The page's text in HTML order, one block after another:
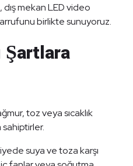
dış mekan LED video
birlikte sunuyoruz.
Şartlara
toz veya sıcaklık
suya ve toza karşı